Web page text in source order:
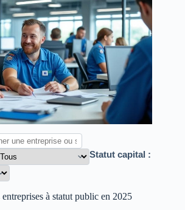
Statut capital :
à statut public en 2025